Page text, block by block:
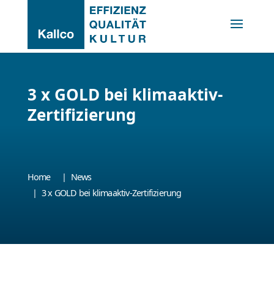
3 x GOLD bei klimaaktiv-
Zertifizierung
Home
News
3 x GOLD bei klimaaktiv-Zertifizierung